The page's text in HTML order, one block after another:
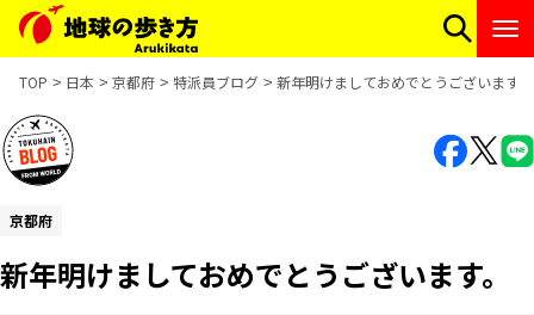
TOP 日本 京都府 特派員ブログ 新年明けましておめでとうございます。
京都府
新年明けましておめでとうございます。